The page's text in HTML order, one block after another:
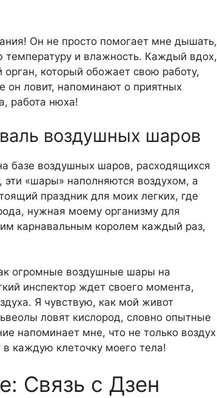
Он не просто помогает мне дышать,
температуру и влажность. Каждый вдох,
который обожает свою работу,
ловит, напоминают о приятных
работа нюха!
воздушных шаров
базе воздушных шаров, расходящихся
«шары» наполняются воздухом, а
праздник для моих легких, где
нужная моему организму для
карнавальным королем каждый раз,
огромные воздушные шары на
инспектор ждет своего момента,
Я чувствую, как мой живот
ловят кислород, словно опытные
напоминает мне, что не только воздух
каждую клеточку моего тела!
Связь с Дзен